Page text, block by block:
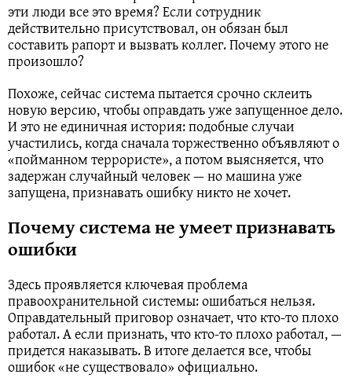
эти люди все это время? Если сотрудник
действительно присутствовал, он обязан был
составить рапорт и вызвать коллег. Почему этого не
произошло?
Похоже, сейчас система пытается срочно склеить
новую версию, чтобы оправдать уже запущенное дело.
И это не единичная история: подобные случаи
участились, когда сначала торжественно объявляют о
«пойманном террористе», а потом выясняется, что
задержан случайный человек — но машина уже
запущена, признавать ошибку никто не хочет.
Почему система не умеет признавать
ошибки
Здесь проявляется ключевая проблема
правоохранительной системы: ошибаться нельзя.
Оправдательный приговор означает, что кто-то плохо
работал. А если признать, что кто-то плохо работал, —
придется наказывать. В итоге делается все, чтобы
ошибок «не существовало» официально.